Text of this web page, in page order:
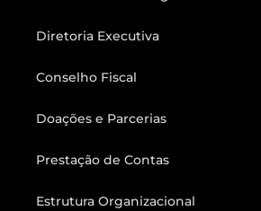
Diretoria Executiva
Conselho Fiscal
Doações e Parcerias
Prestação de Contas
Estrutura Organizacional